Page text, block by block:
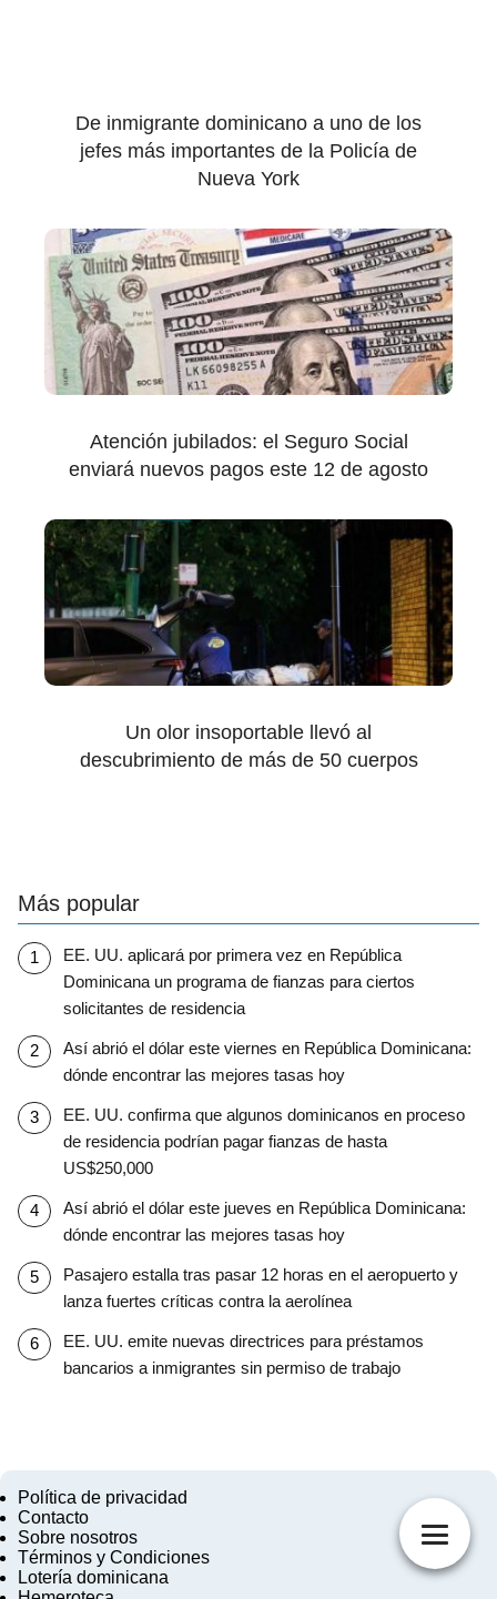
De inmigrante dominicano a uno de los
jefes más importantes de la Policía de
Nueva York
Atención jubilados: el Seguro Social
enviará nuevos pagos este 12 de agosto
Un olor insoportable llevó al
descubrimiento de más de 50 cuerpos
Más popular
EE. UU. aplicará por primera vez en República
Dominicana un programa de fianzas para ciertos
solicitantes de residencia
Así abrió el dólar este viernes en República Dominicana:
dónde encontrar las mejores tasas hoy
EE. UU. confirma que algunos dominicanos en proceso
de residencia podrían pagar fianzas de hasta
US$250,000
Así abrió el dólar este jueves en República Dominicana:
dónde encontrar las mejores tasas hoy
Pasajero estalla tras pasar 12 horas en el aeropuerto y
lanza fuertes críticas contra la aerolínea
EE. UU. emite nuevas directrices para préstamos
bancarios a inmigrantes sin permiso de trabajo
Política de privacidad
Contacto
Sobre nosotros
Términos y Condiciones
Lotería dominicana